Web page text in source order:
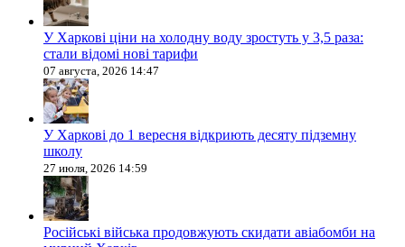
У Харкові ціни на холодну воду зростуть у 3,5 раза:
стали відомі нові тарифи
07 августа, 2026 14:47
У Харкові до 1 вересня відкриють десяту підземну
школу
27 июля, 2026 14:59
Російські війська продовжують скидати авіабомби на